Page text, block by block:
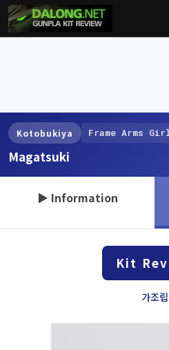
Kotobukiya Frame Arms
Magatsuki
▶ Information
Kit
가조립